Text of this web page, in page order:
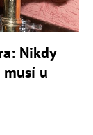
Nikdy
u